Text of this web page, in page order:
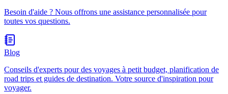
Besoin d'aide ? Nous offrons une assistance personnalisée pour
toutes vos questions.
Blog
Conseils d'experts pour des voyages à petit budget, planification de
road trips et guides de destination. Votre source d'inspiration pour
voyager.